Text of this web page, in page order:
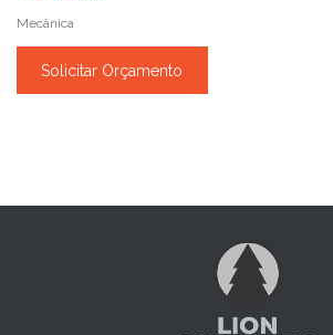
Mecânica
Solicitar Orçamento